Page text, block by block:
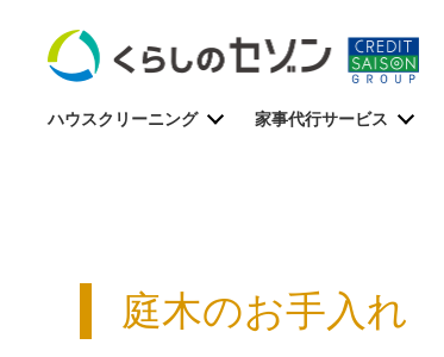
ハウスクリーニング 家事代行サービス
庭木のお手入れ